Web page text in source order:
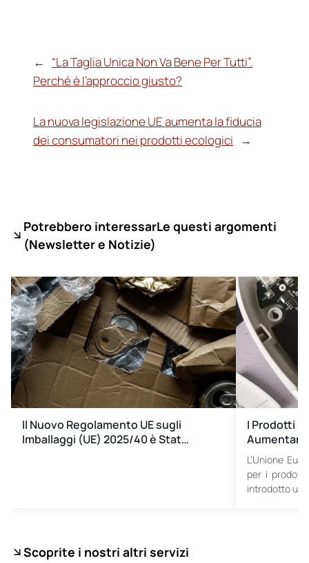
←
“La Taglia Unica Non Va Bene Per Tutti”.
Perché è l’approccio giusto?
La nuova legislazione UE aumenta la fiducia
dei consumatori nei prodotti ecologici
→
Potrebbero interessarLe questi argomenti
(Newsletter e Notizie)
Il Nuovo Regolamento UE sugli
Imballaggi (UE) 2025/40 è Stat…
I Prodotti
L’Unione
per i prodotti
introdotto
Scoprite i nostri altri servizi